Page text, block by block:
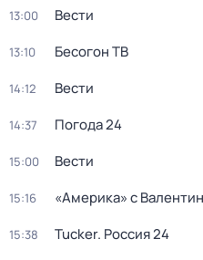
13:00 Вести
13:10 Бесогон ТВ
14:12 Вести
14:37 Погода 24
15:00 Вести
15:16 «Америка» с
15:38 Tucker. Россия 24